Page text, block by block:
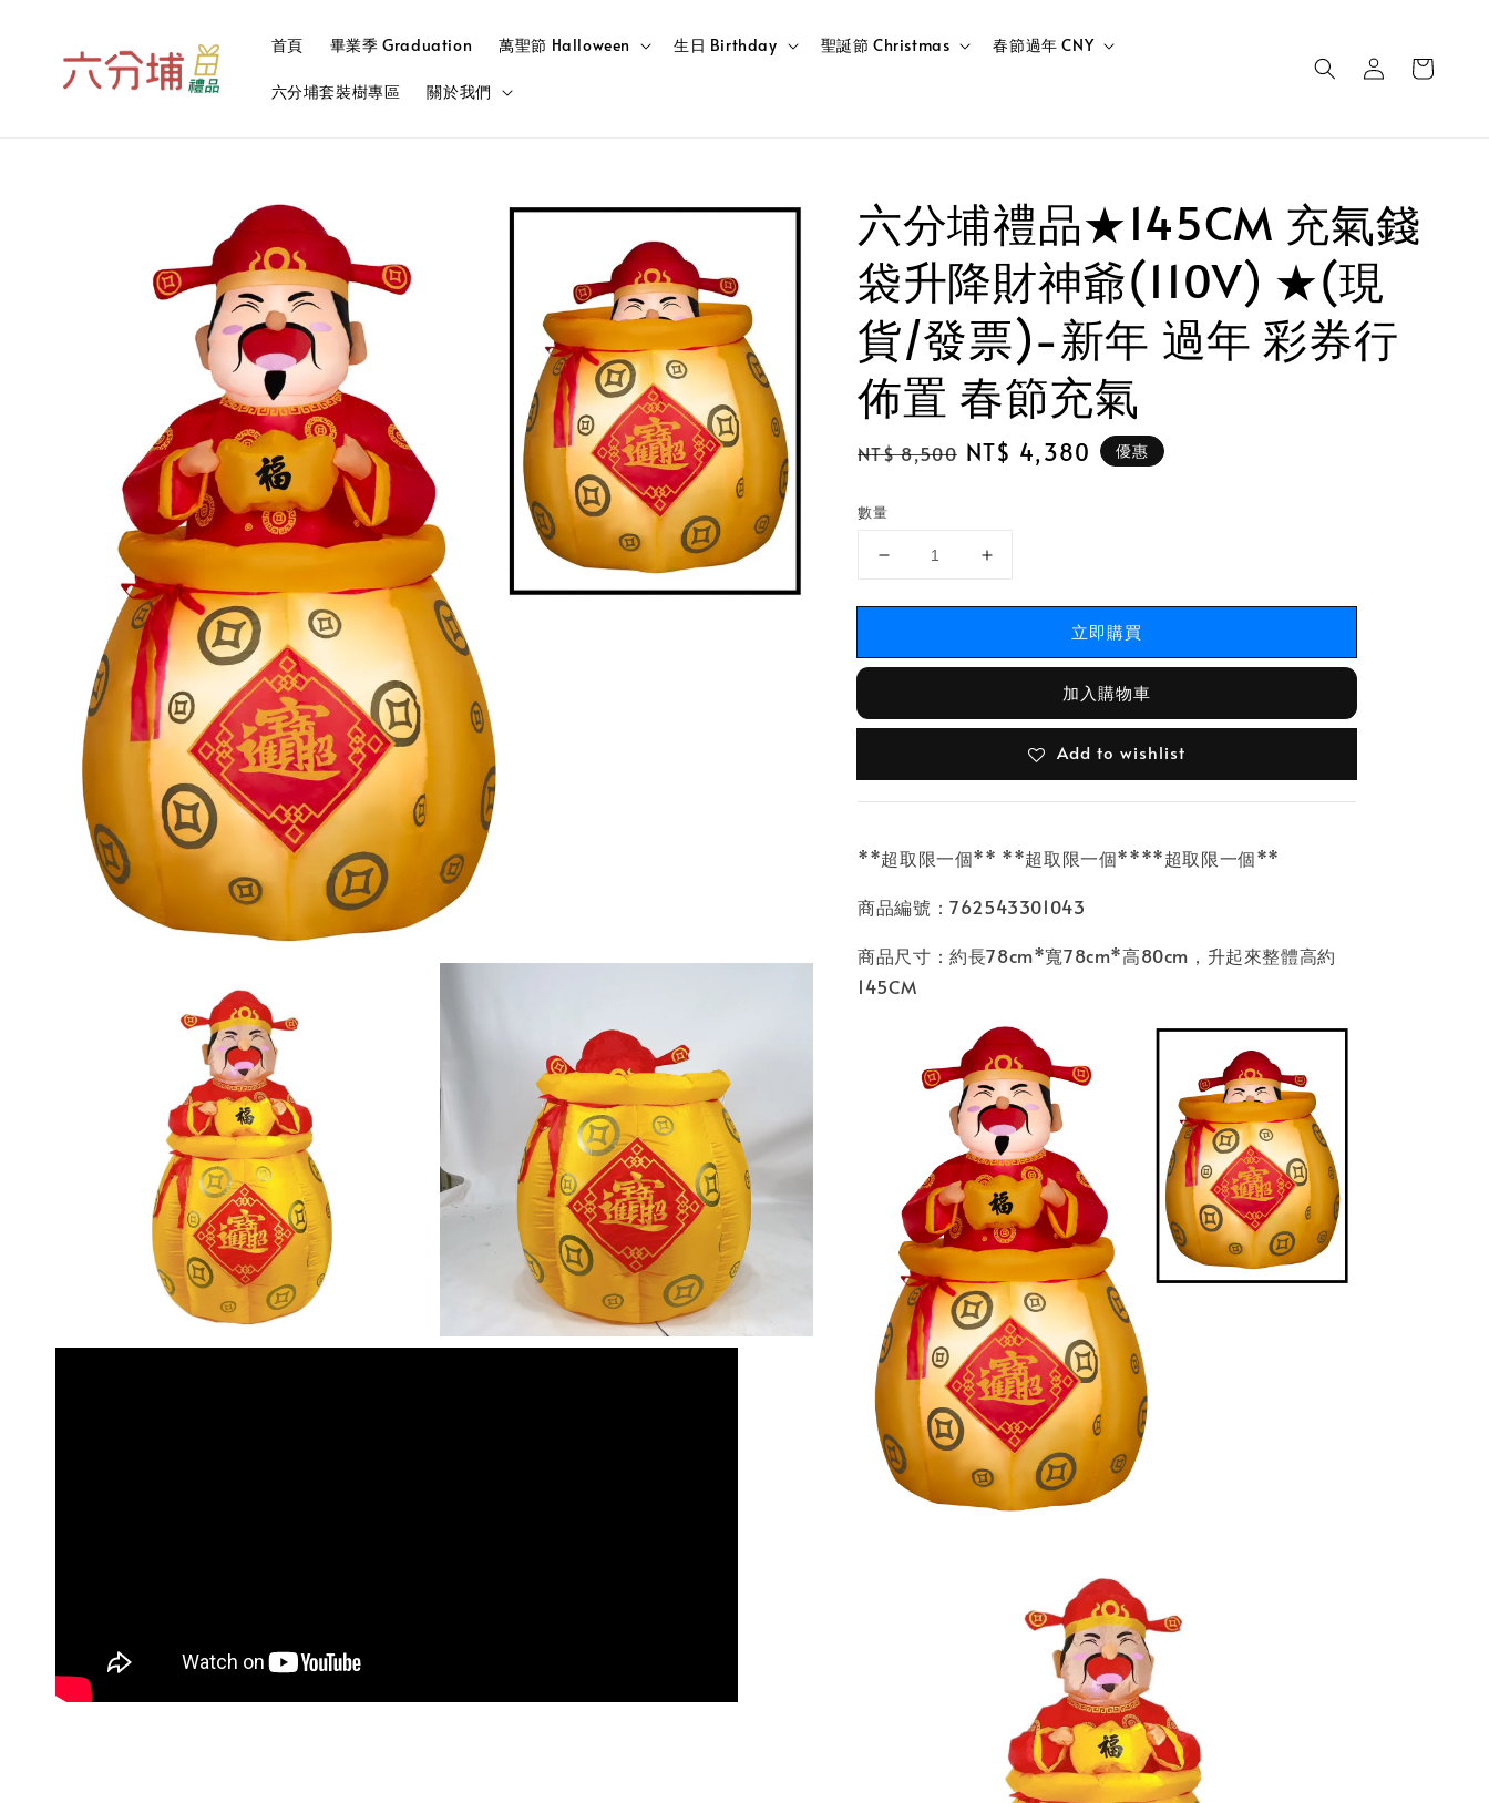
首頁 畢業季 Graduation 萬聖節 Halloween 生日 Birthday 聖誕節 Christmas 春節過年 CNY
六分埔套裝樹專區 關於我們
六分埔禮品★145CM 充氣錢
袋升降財神爺(110V) ★(現
貨/發票)-新年 過年 彩券行
佈置 春節充氣
Regular
NT$ 8,500 Sale
NT$ 4,380 優惠
數量
立即購買
加入購物車
Add to wishlist
**超取限一個** **超取限一個****超取限一個**
商品編號：762543301043
商品尺寸：約長78cm*寬78cm*高80cm，升起來整體高約
145CM